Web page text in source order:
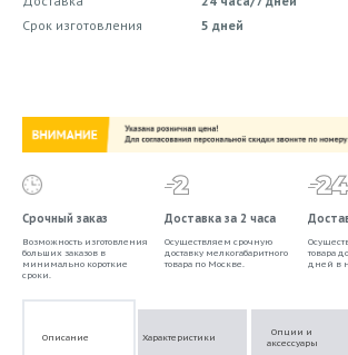
Срок изготовления
5 дней
Срочный заказ
Возможность изготовления
больших заказов в
минимально короткие
сроки.
Доставка за 2 часа
Осуществляем срочную
доставку мелкогабаритного
товара по Москве.
товара
дней в
Описание Характеристики
Опции и
аксессуары